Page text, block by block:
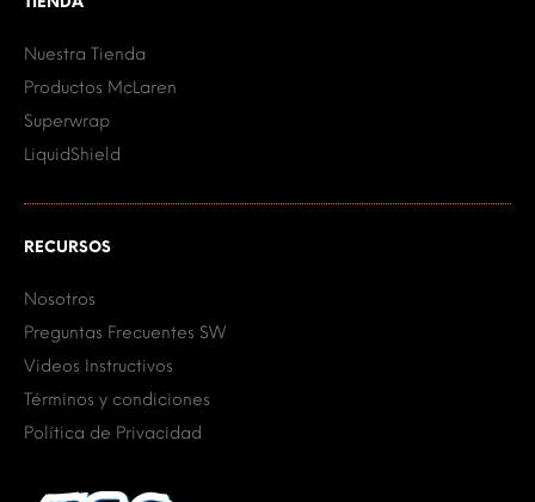
Nuestra Tienda
Productos McLaren
Superwrap
LiquidShield
RECURSOS
Nosotros
Preguntas Frecuentes SW
Videos Instructivos
Términos y condiciones
Política de Privacidad